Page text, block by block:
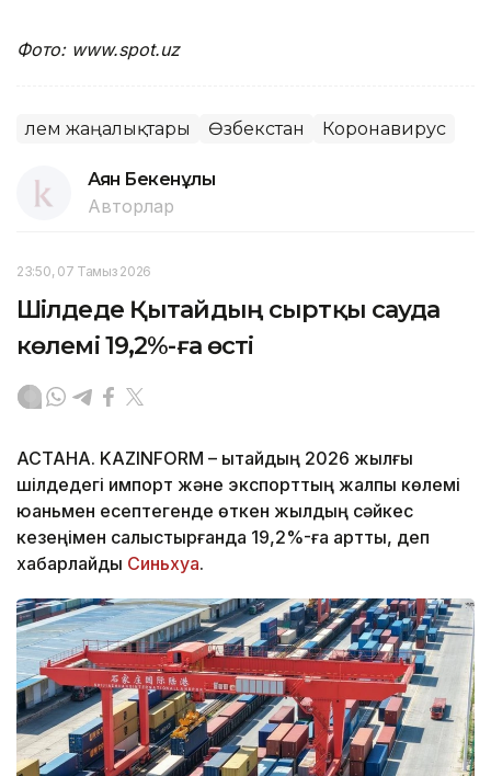
Фото: www.spot.uz
Әлем жаңалықтары Өзбекстан Коронавирус
Аян Бекенұлы
Авторлар
23:50, 07 Тамыз 2026
Шілдеде Қытайдың сыртқы сауда
көлемі 19,2%-ға өсті
АСТАНА. KAZINFORM – Қытайдың 2026 жылғы
шілдедегі импорт және экспорттың жалпы көлемі
юаньмен есептегенде өткен жылдың сәйкес
кезеңімен салыстырғанда 19,2%-ға артты, деп
хабарлайды Синьхуа.